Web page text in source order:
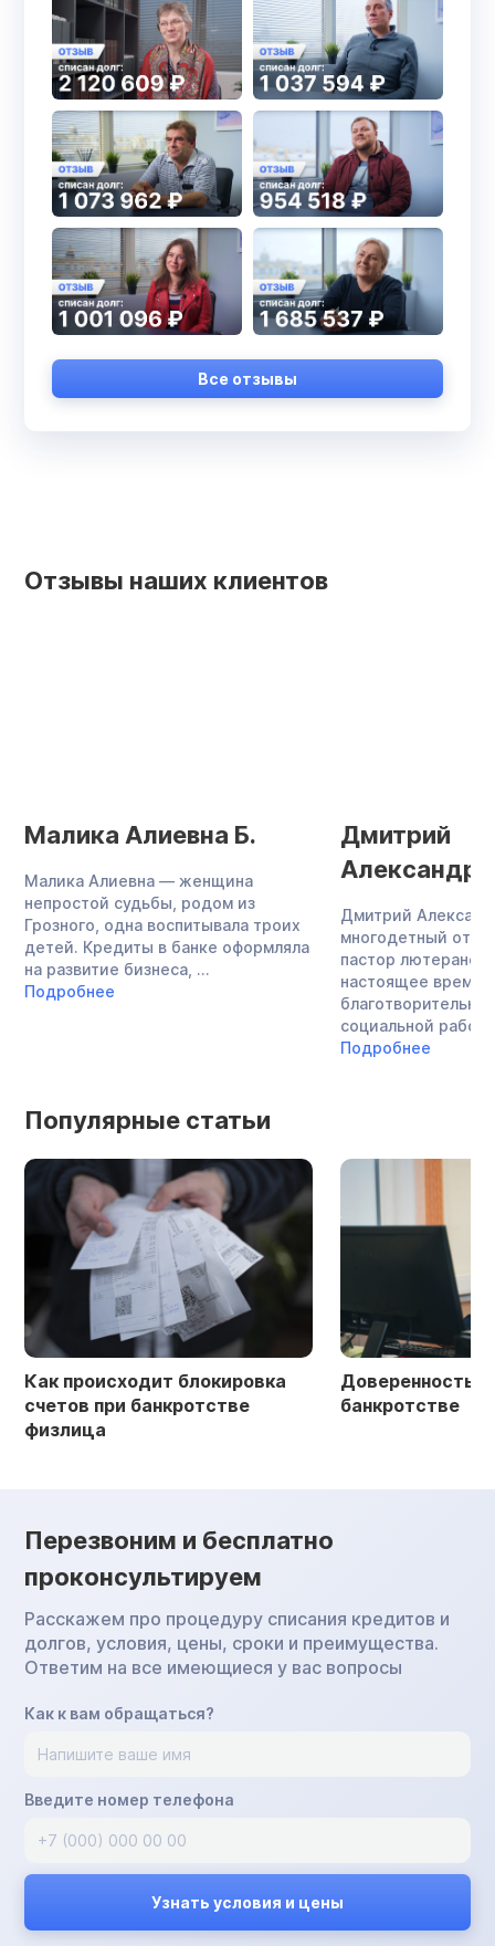
Все отзывы
Отзывы наших клиентов
Малика Алиевна Б.
Малика Алиевна — женщина
непростой судьбы, родом из
Грозного, одна воспитывала троих
детей. Кредиты в банке оформляла
на развитие бизнеса, ...
Подробнее
Дмитрий
Дмитрий
многодетный
пастор
настоящее время
социальной
Подробнее
Популярные статьи
Как происходит блокировка
счетов при банкротстве
физлица
Доверенность
банкротстве
Перезвоним и бесплатно
проконсультируем
Расскажем про процедуру списания кредитов и
долгов, условия, цены, сроки и преимущества.
Ответим на все имеющиеся у вас вопросы
Как к вам обращаться?
Введите номер телефона